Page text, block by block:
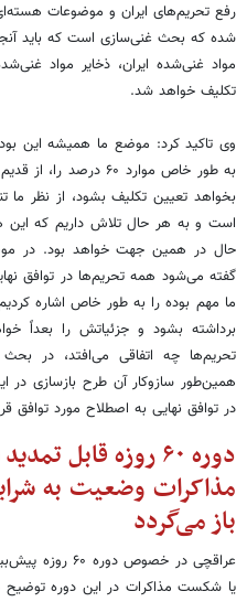
رفع تحریم‌های ایران و موضوعات
شده که بحث غنی‌سازی است که باید
مواد غنی‌شده ایران، ذخایر مواد
تکلیف خواهد شد.
وی تاکید کرد: موضع ما همیشه این
به طور خاص موارد ۶۰
بخواهد تعیین تکلیف بشود، از نظر ما
است و به هر حال تلاش داریم که این
حال در همین جهت خواهد بود. در
گفته می‌شود همه تحریم‌ها در توافق
ما مهم بوده را به طور خاص اشاره
برداشته بشود و جزئیاتش را بعداً
تحریم‌ها چه اتفاقی می‌افتد، در
در توافق نهایی به اصطلاح مورد توافق
دوره ۶۰ روزه
مذاکرات وضعیت به
باز می‌گردد
عراقچی در
یا شکست مذاکرات در این دوره